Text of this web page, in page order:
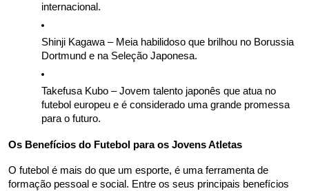
internacional.
Shinji Kagawa – Meia habilidoso que brilhou no Borussia
Dortmund e na Seleção Japonesa.
Takefusa Kubo – Jovem talento japonês que atua no
futebol europeu e é considerado uma grande promessa
para o futuro.
Os Benefícios do Futebol para os Jovens Atletas
O futebol é mais do que um esporte, é uma ferramenta de
formação pessoal e social. Entre os seus principais benefícios